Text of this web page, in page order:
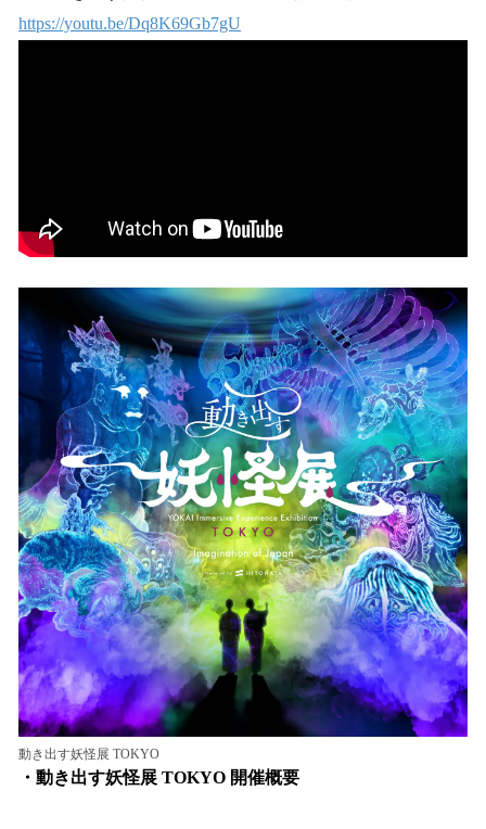
https://youtu.be/Dq8K69Gb7gU
動き出す妖怪展 TOKYO
・動き出す妖怪展 TOKYO 開催概要